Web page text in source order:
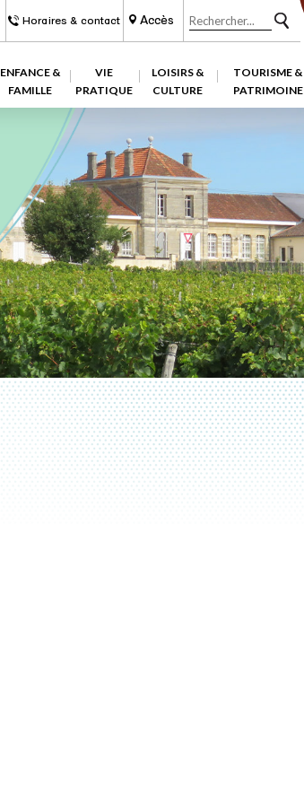
Horaires & contact Accès
ENFANCE &
FAMILLE
VIE
PRATIQUE
LOISIRS &
CULTURE
TOURISME &
PATRIMOINE